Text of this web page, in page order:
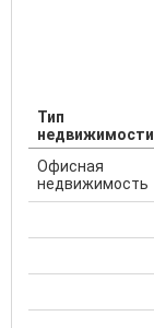
Тип
недвижимости
Офисная
недвижимость